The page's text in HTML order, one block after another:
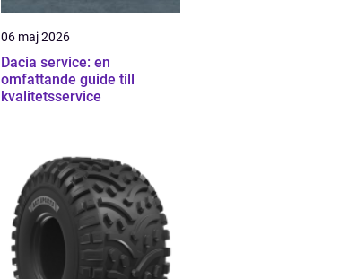
06 maj 2026
Dacia service: en
omfattande guide till
kvalitetsservice